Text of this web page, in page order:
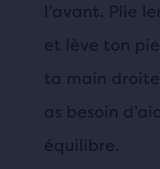
l’avant. Plie
et lève ton
ta main droite
as besoin
équilibre.